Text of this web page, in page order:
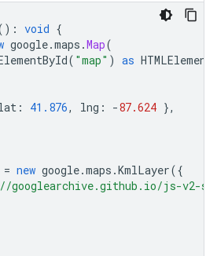
: void {
google.maps .Map(
( "map" ) as HTMLElement
: 41.876, lng : -87.624 },
= new google.maps .KmlLayer({
js-v2-